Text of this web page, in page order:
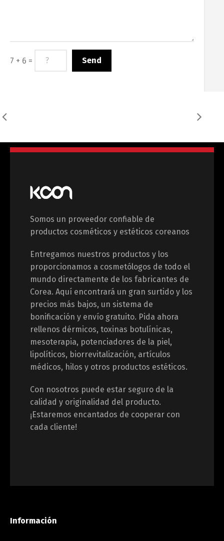
7 + 6 =
Somos un proveedor confiable de
productos cosméticos y estéticos coreanos
Entregamos nuestros productos y los
proporcionamos a cosmetólogos de todo el
mundo directamente de los fabricantes de
Corea. Aquí encontrará un gran surtido y los
precios más bajos, un sistema de
bonificación y envío gratuito. Pida ahora
rellenos dérmicos, toxinas botulínicas,
mesoterapia, potenciadores de la piel,
lipolíticos, biorrevitalización, artículos
médicos, hilos y otros productos estéticos.
Con nosotros puede estar seguro de la
calidad y originalidad del producto.
¡Estaremos encantados de cooperar con
cada cliente!
Información